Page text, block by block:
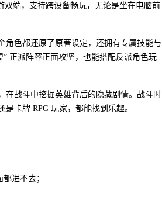
双端，支持跨设备畅玩，无论是坐在电脑前
角色都还原了原著设定，还拥有专属技能与
正派阵容正面攻坚，也能搭配反派角色玩
在战斗中挖掘英雄背后的隐藏剧情。战斗时
卡牌 RPG 玩家，都能找到乐趣。
进不去；